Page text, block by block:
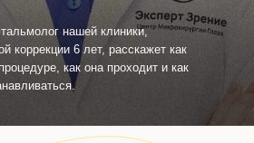
нашей клиники,
коррекции 6 лет, расскажет как
как она проходит и как